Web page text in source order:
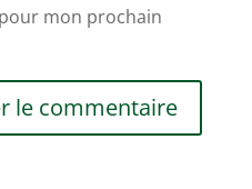
mon prochain